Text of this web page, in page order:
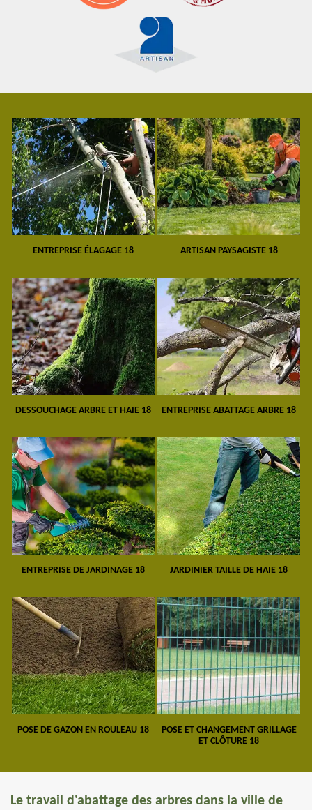
ENTREPRISE ÉLAGAGE 18 ARTISAN PAYSAGISTE 18
DESSOUCHAGE ARBRE ET HAIE 18 ENTREPRISE ABATTAGE ARBRE 18
ENTREPRISE DE JARDINAGE 18 JARDINIER TAILLE DE HAIE 18
POSE DE GAZON EN ROULEAU 18
POSE ET CHANGEMENT GRILLAGE
ET CLÔTURE 18
Le travail d'abattage des arbres dans la ville de